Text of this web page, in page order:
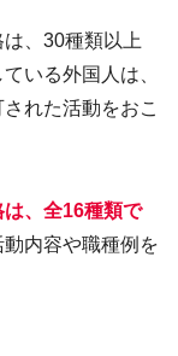
、30種類以上
いる外国人は、
れた活動をおこ
、全16種類で
内容や職種例を